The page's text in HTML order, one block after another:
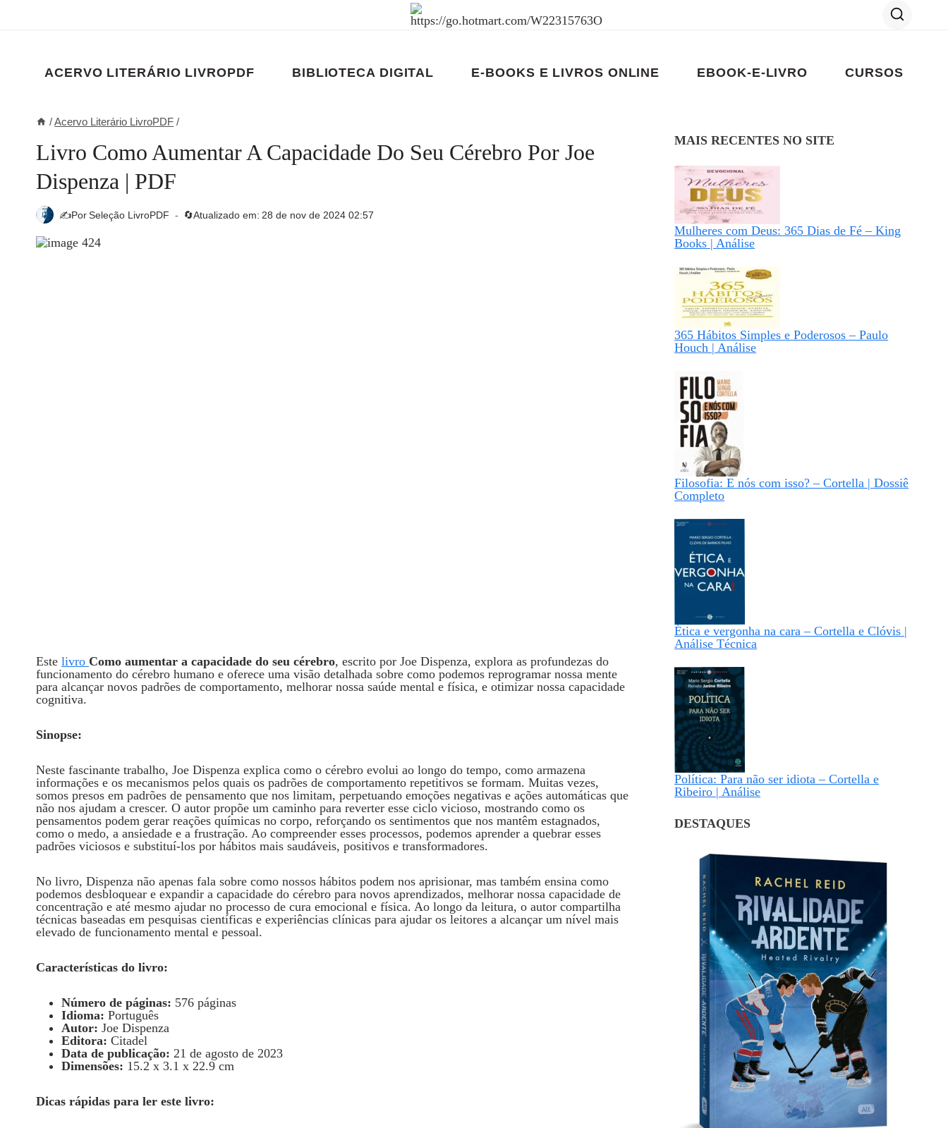
ACERVO LITERÁRIO LIVROPDF BIBLIOTECA DIGITAL E-BOOKS E LIVROS ONLINE EBOOK-E-LIVRO CURSOS
/Acervo Literário LivroPDF /
Livro Como Aumentar A Capacidade Do Seu Cérebro Por Joe
Dispenza | PDF
✍️PorSeleção LivroPDF 🔄Atualizado em: 28 de nov de 2024 02:57
Este livro Como aumentar a capacidade do seu cérebro, escrito por Joe Dispenza, explora as profundezas do
funcionamento do cérebro humano e oferece uma visão detalhada sobre como podemos reprogramar nossa mente
para alcançar novos padrões de comportamento, melhorar nossa saúde mental e física, e otimizar nossa capacidade
cognitiva.
Sinopse:
Neste fascinante trabalho, Joe Dispenza explica como o cérebro evolui ao longo do tempo, como armazena
informações e os mecanismos pelos quais os padrões de comportamento repetitivos se formam. Muitas vezes,
somos presos em padrões de pensamento que nos limitam, perpetuando emoções negativas e ações automáticas que
não nos ajudam a crescer. O autor propõe um caminho para reverter esse ciclo vicioso, mostrando como os
pensamentos podem gerar reações químicas no corpo, reforçando os sentimentos que nos mantêm estagnados,
como o medo, a ansiedade e a frustração. Ao compreender esses processos, podemos aprender a quebrar esses
padrões viciosos e substituí-los por hábitos mais saudáveis, positivos e transformadores.
No livro, Dispenza não apenas fala sobre como nossos hábitos podem nos aprisionar, mas também ensina como
podemos desbloquear e expandir a capacidade do cérebro para novos aprendizados, melhorar nossa capacidade de
concentração e até mesmo ajudar no processo de cura emocional e física. Ao longo da leitura, o autor compartilha
técnicas baseadas em pesquisas científicas e experiências clínicas para ajudar os leitores a alcançar um nível mais
elevado de funcionamento mental e pessoal.
Características do livro:
Número de páginas: 576 páginas
Idioma: Português
Autor: Joe Dispenza
Editora: Citadel
Data de publicação: 21 de agosto de 2023
Dimensões: 15.2 x 3.1 x 22.9 cm
Dicas rápidas para ler este livro:
MAIS RECENTES NO SITE
Mulheres com Deus: 365 Dias de Fé – King
Books | Análise
365 Hábitos Simples e Poderosos – Paulo
Houch | Análise
Filosofia: E nós com isso? – Cortella | Dossiê
Completo
Ética e vergonha na cara – Cortella e Clóvis |
Análise Técnica
Política: Para não ser idiota – Cortella e
Ribeiro | Análise
DESTAQUES